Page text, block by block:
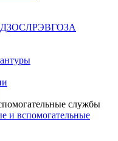
ЛРЭВГОЗА
службы
и вспомогательные